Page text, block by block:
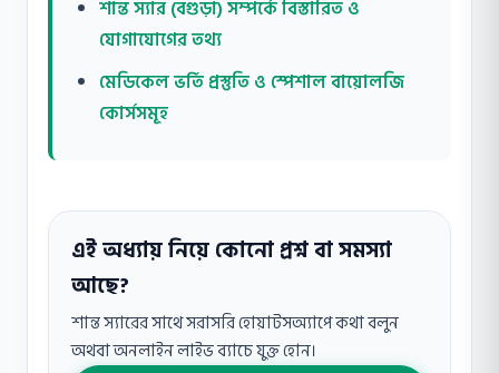
শান্ত স্যার (বগুড়া) সম্পর্কে বিস্তারিত ও
যোগাযোগের তথ্য
মেডিকেল ভর্তি প্রস্তুতি ও স্পেশাল বায়োলজি
কোর্সসমূহ
এই অধ্যায় নিয়ে কোনো প্রশ্ন বা সমস্যা
আছে?
শান্ত স্যারের সাথে সরাসরি হোয়াটসঅ্যাপে কথা বলুন
অথবা অনলাইন লাইভ ব্যাচে যুক্ত হোন।